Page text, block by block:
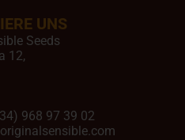
UNS
Seeds
12,
968 97 39 02